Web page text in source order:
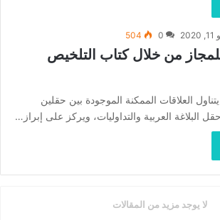
0
504
للمجاز من خلال كتاب التلخيص
العلاقات الممكنة الموجودة بين حقلين
البلاغة العربية والتداوليات، ويركز على إبراز…
لا يوجد مزيد من المقالات